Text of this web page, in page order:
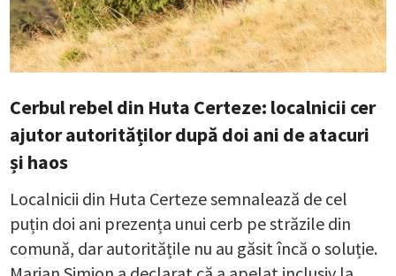
Cerbul rebel din Huta Certeze: localnicii cer
ajutor autorităților după doi ani de atacuri
și haos
Localnicii din Huta Certeze semnalează de cel
puțin doi ani prezența unui cerb pe străzile din
comună, dar autoritățile nu au găsit încă o soluție.